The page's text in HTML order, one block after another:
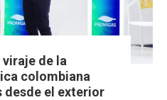
viraje de la
colombiana
desde el exterior